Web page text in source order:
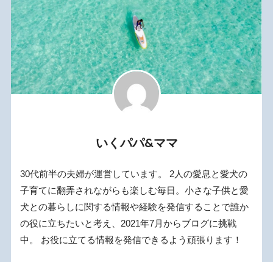
いくパパ&ママ
30代前半の夫婦が運営しています。 2人の愛息と愛犬の
子育てに翻弄されながらも楽しむ毎日。小さな子供と愛
犬との暮らしに関する情報や経験を発信することで誰か
の役に立ちたいと考え、2021年7月からブログに挑戦
中。 お役に立てる情報を発信できるよう頑張ります！